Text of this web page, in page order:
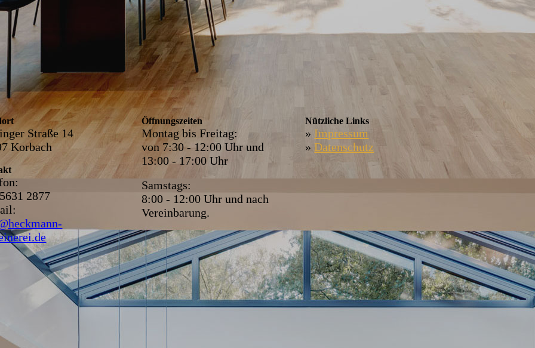
Straße 14
Korbach
2877
Öffnungszeiten
Montag bis Freitag:
von 7:30 - 12:00 Uhr und
13:00 - 17:00 Uhr
Samstags:
8:00 - 12:00 Uhr und nach
Vereinbarung.
Nützliche Links
» Impressum
»Datenschutz